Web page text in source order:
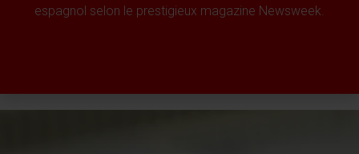
espagnol selon le prestigieux magazine Newsweek.